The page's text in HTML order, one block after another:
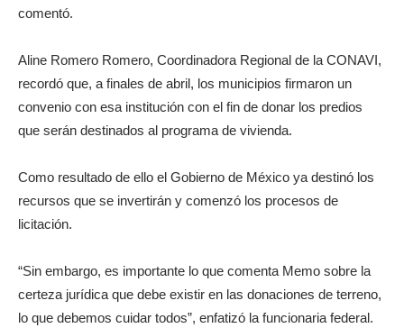
comentó.
Aline Romero Romero, Coordinadora Regional de la CONAVI,
recordó que, a finales de abril, los municipios firmaron un
convenio con esa institución con el fin de donar los predios
que serán destinados al programa de vivienda.
Como resultado de ello el Gobierno de México ya destinó los
recursos que se invertirán y comenzó los procesos de
licitación.
“Sin embargo, es importante lo que comenta Memo sobre la
certeza jurídica que debe existir en las donaciones de terreno,
lo que debemos cuidar todos”, enfatizó la funcionaria federal.